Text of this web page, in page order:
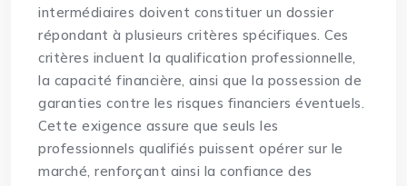
intermédiaires doivent constituer un dossier
répondant à plusieurs critères spécifiques. Ces
critères incluent la qualification professionnelle,
la capacité financière, ainsi que la possession de
garanties contre les risques financiers éventuels.
Cette exigence assure que seuls les
professionnels qualifiés puissent opérer sur le
marché, renforçant ainsi la confiance des